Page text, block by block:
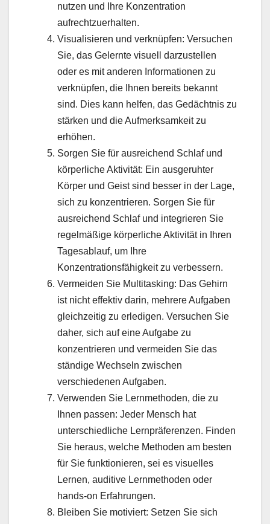
nutzen und Ihre Konzentration
aufrechtzuerhalten.
Visualisieren und verknüpfen: Versuchen
Sie, das Gelernte visuell darzustellen
oder es mit anderen Informationen zu
verknüpfen, die Ihnen bereits bekannt
sind. Dies kann helfen, das Gedächtnis zu
stärken und die Aufmerksamkeit zu
erhöhen.
Sorgen Sie für ausreichend Schlaf und
körperliche Aktivität: Ein ausgeruhter
Körper und Geist sind besser in der Lage,
sich zu konzentrieren. Sorgen Sie für
ausreichend Schlaf und integrieren Sie
regelmäßige körperliche Aktivität in Ihren
Tagesablauf, um Ihre
Konzentrationsfähigkeit zu verbessern.
Vermeiden Sie Multitasking: Das Gehirn
ist nicht effektiv darin, mehrere Aufgaben
gleichzeitig zu erledigen. Versuchen Sie
daher, sich auf eine Aufgabe zu
konzentrieren und vermeiden Sie das
ständige Wechseln zwischen
verschiedenen Aufgaben.
Verwenden Sie Lernmethoden, die zu
Ihnen passen: Jeder Mensch hat
unterschiedliche Lernpräferenzen. Finden
Sie heraus, welche Methoden am besten
für Sie funktionieren, sei es visuelles
Lernen, auditive Lernmethoden oder
hands-on Erfahrungen.
Bleiben Sie motiviert: Setzen Sie sich